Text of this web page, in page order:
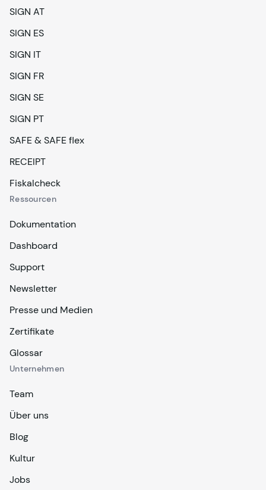
SIGN AT
SIGN ES
SIGN IT
SIGN FR
SIGN SE
SIGN PT
SAFE & SAFE flex
RECEIPT
Fiskalcheck
Ressourcen
Dokumentation
Dashboard
Support
Newsletter
Presse und Medien
Zertifikate
Glossar
Unternehmen
Team
Über uns
Blog
Kultur
Jobs